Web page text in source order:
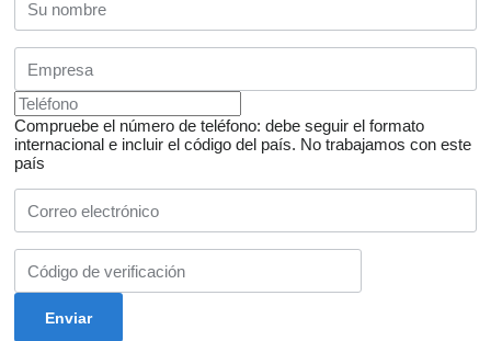
Compruebe el número de teléfono: debe seguir el formato
internacional e incluir el código del país. No trabajamos con este
país